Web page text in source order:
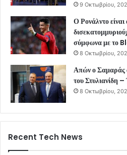
9 Οκτωβρίου,
Ο Ρονάλντο
σύμφωνα με το
8 Οκτωβρίου,
Απών ο Σαμαράς
του Στυλιανίδη –
8 Οκτωβρίου,
Recent Tech News